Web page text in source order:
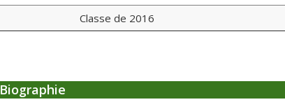
Classe de 2016
Biographie